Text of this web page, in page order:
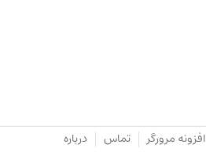
افزونه مرورگر تماس درباره